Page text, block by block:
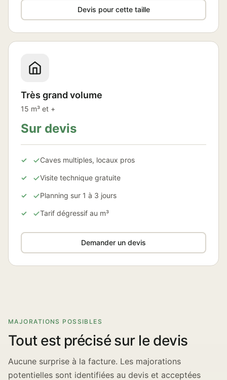
Devis pour cette taille
Très grand volume
15 m³ et +
Sur devis
Caves multiples, locaux pros
Visite technique gratuite
Planning sur 1 à 3 jours
Tarif dégressif au m³
Demander un devis
MAJORATIONS POSSIBLES
Tout est précisé sur le devis
Aucune surprise à la facture. Les majorations
potentielles sont identifiées au devis et acceptées